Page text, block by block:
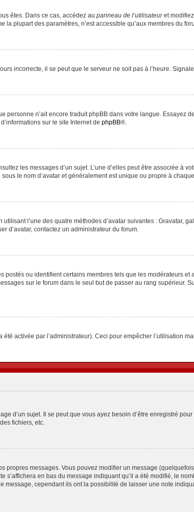
êtes. Dans ce cas, accédez au panneau de l’utilisateuret
plupart des paramètres, n’est accessible qu’aux membres du
incorrecte, il se peut que le serveur ne soit pas à l’heure.
personne n’ait encore traduit phpBB dans votre langue. Essayez
sur le site Internet de phpBB®.
les messages d’un sujet. L’une d’elles peut être associée à
le nom d’avatar et généralement est unique ou propre à
l’une des quatre méthodes d’avatar suivantes : Gravatar,
d’avatar, contactez un administrateur du forum.
ou identifient certains membres tels que les modérateurs
sur le forum dans le seul but de passer au rang supérieur.
activée par l’administrateur). Ceci pour empêcher l’utilisation
d’un sujet. Il se peut que vous ayez besoin d’être enregistré
fichiers, etc.
propres messages. Vous pouvez modifier un message
en bas du message indiquant qu’il a été modifié, le
cependant ils ont la possibilité de laisser une note